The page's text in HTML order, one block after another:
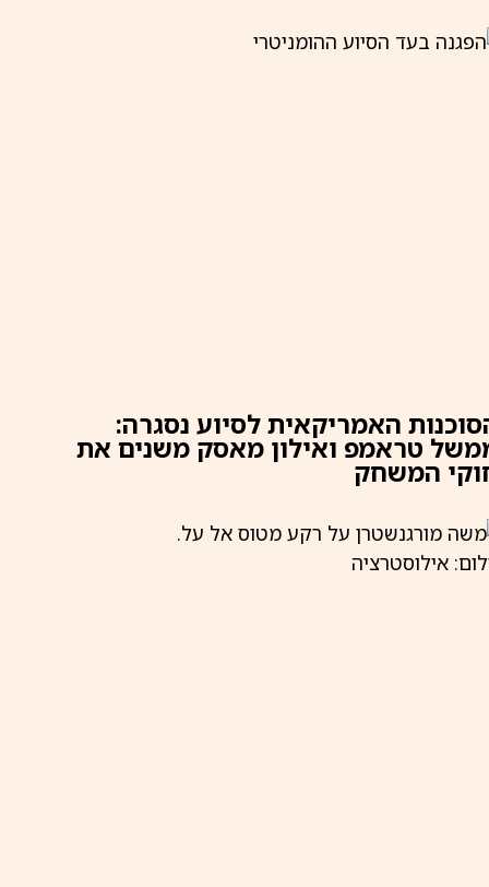
האמריקאית לסיוע נסגרה:
טראמפ ואילון מאסק משנים את
המשחק